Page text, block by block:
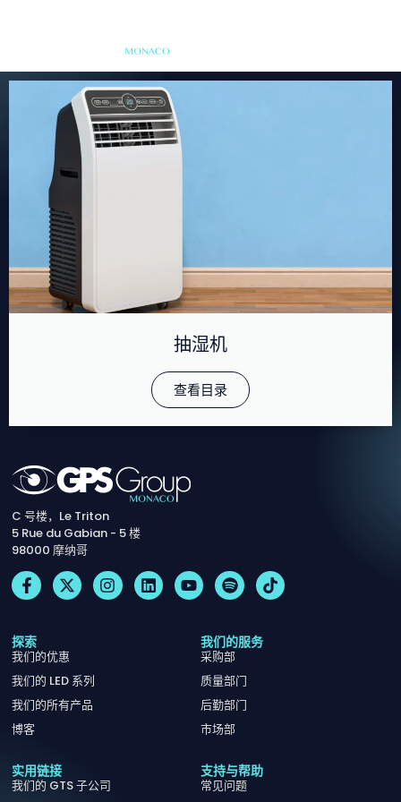
抽湿机
查看目录
C 号楼，Le Triton
5 Rue du Gabian - 5 楼
98000 摩纳哥
探索
我们的优惠
我们的 LED 系列
我们的所有产品
博客
我们的服务
采购部
质量部门
后勤部门
市场部
实用链接
我们的 GTS 子公司
支持与帮助
常见问题